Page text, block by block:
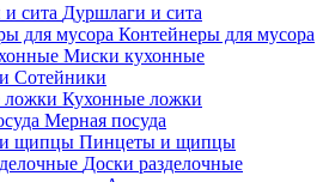
Дуршлаги и сита
Контейнеры для мусора
Миски кухонные
Сотейники
Кухонные ложки
Мерная посуда
Пинцеты и щипцы
Доски разделочные